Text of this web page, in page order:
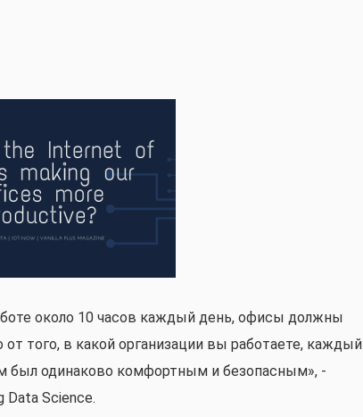
около 10 часов каждый день, офисы должны
того, в какой организации вы работаете, каждый
был одинаково комфортным и безопасным», -
Data Science.